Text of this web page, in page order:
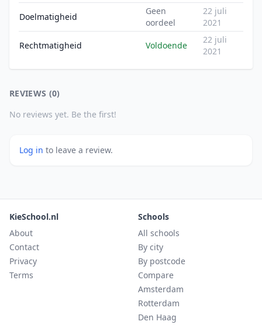
Doelmatigheid
Geen
oordeel
22 juli
2021
Rechtmatigheid Voldoende
22 juli
2021
REVIEWS (0)
No reviews yet. Be the first!
Log in to leave a review.
KieSchool.nl
About
Contact
Privacy
Terms
Schools
All schools
By city
By postcode
Compare
Amsterdam
Rotterdam
Den Haag